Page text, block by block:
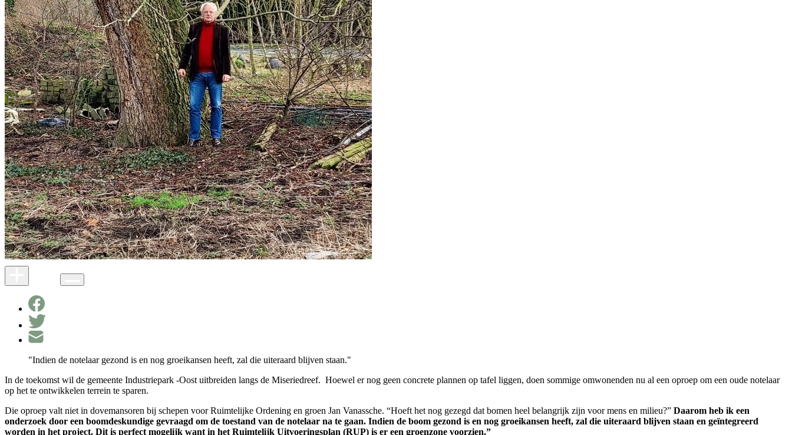
"Indien de notelaar gezond is en nog groeikansen heeft, zal die uiteraard blijven staan."
In de toekomst wil de gemeente Industriepark -Oost uitbreiden langs de Miseriedreef. Hoewel er nog geen concrete plannen op tafel liggen, doen sommige omwonenden nu al een oproep om een oude notelaar
op het te ontwikkelen terrein te sparen.
Die oproep valt niet in dovemansoren bij schepen voor Ruimtelijke Ordening en groen Jan Vanassche. “Hoeft het nog gezegd dat bomen heel belangrijk zijn voor mens en milieu?” Daarom heb ik een
onderzoek door een boomdeskundige gevraagd om de toestand van de notelaar na te gaan. Indien de boom gezond is en nog groeikansen heeft, zal die uiteraard blijven staan en geïntegreerd
worden in het project. Dit is perfect mogelijk want in het Ruimtelijk Uitvoeringsplan (RUP) is er een groenzone voorzien.”